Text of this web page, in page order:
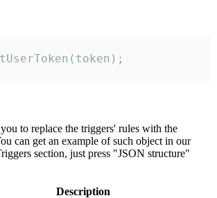
to replace the triggers' rules with the
can get an example of such object in our
section, just press "JSON structure"
Description